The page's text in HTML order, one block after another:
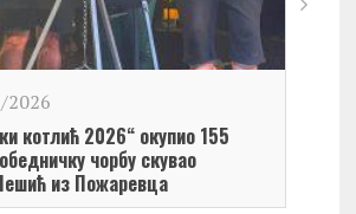
2026
котлић 2026“ окупио 155
чорбу скувао
из Пожаревца